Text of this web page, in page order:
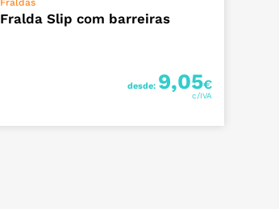
Fralda Slip com barreiras
desde: 9,05€